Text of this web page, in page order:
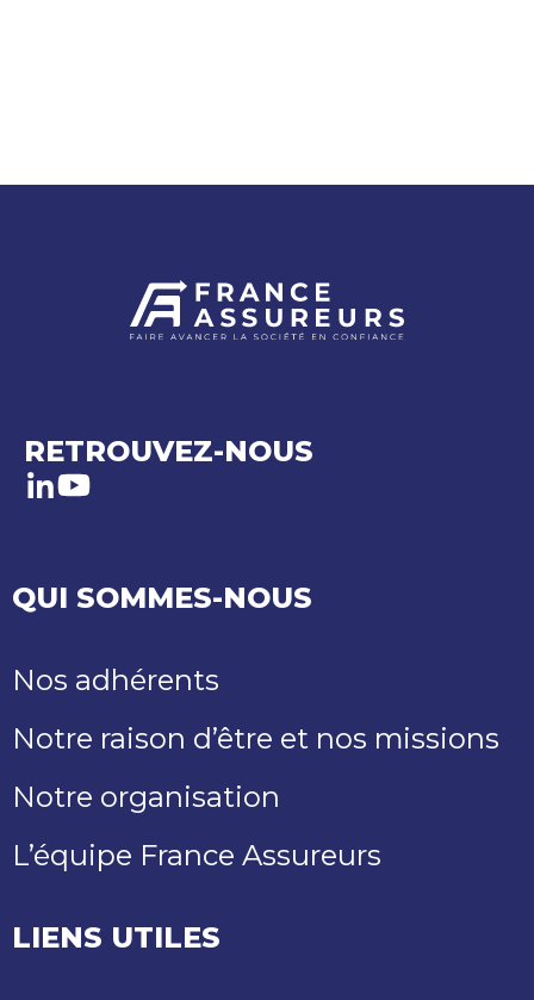
RETROUVEZ-NOUS
LinkedIn
Youtube
QUI SOMMES-NOUS
Nos adhérents
Notre raison d’être et nos missions
Notre organisation
L’équipe France Assureurs
LIENS UTILES